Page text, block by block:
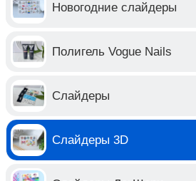
Новогодние слайдеры
Полигель Vogue Nails
Слайдеры
Слайдеры 3D